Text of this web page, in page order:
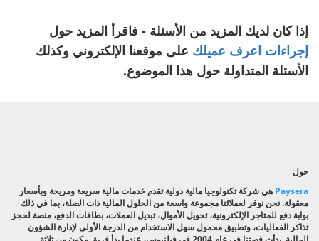
إذا كان لديك المزيد من الأسئلة - فاقرأ المزيد حول
إجراءات اعرف عميلك على موقعنا الإلكتروني وكذلك
الأسئلة المتداولة حول هذا الموضوع.
حول
Paysera هي شركة تكنولوجيا مالية دولية تقدم خدمات مالية سريعة ومريحة وبأسعار
معقولة. نحن نوفر لعملائنا مجموعة واسعة من الحلول المالية ذات الصلة، بما في ذلك
بوابة دفع للمتاجر الإلكترونية، تحويل الأموال، تبديل العملات، بطاقات الدفع، منصة لحجز
تذاكر الفعاليات، وتطبيق محمول سهل الاستخدام من الدرجة الأولى لإدارة الشؤون